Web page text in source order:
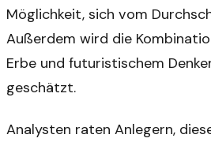
Möglichkeit, sich vom
Außerdem wird die
Erbe und futuristischem
geschätzt.
Analysten raten Anlegern,